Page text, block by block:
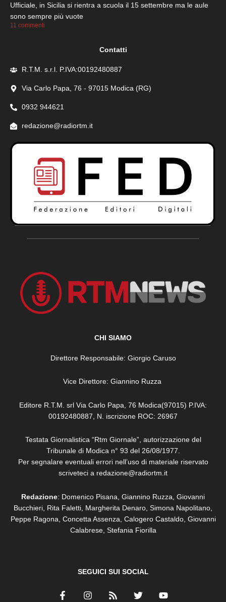
Ufficiale, in Sicilia si rientra a scuola il 15 settembre ma le aule
sono sempre più vuote
11 commenti
Contatti
R.T.M. s.r.l. P.IVA:00192480887
Via Carlo Papa, 76 - 97015 Modica (RG)
0932 944621
redazione@radiortm.it
CHI SIAMO
Direttore Responsabile: Giorgio Caruso
Vice Direttore: Giannino Ruzza
Editore R.T.M. srl Via Carlo Papa, 76 Modica(97015) P.IVA:
00192480887, N. iscrizione ROC: 26967
Testata Giornalistica “Rtm Giornale”, autorizzazione del
Tribunale di Modica n° 93 del 26/08/1977.
Per segnalare eventuali errori nell’uso di materiale riservato
scriveteci a redazione@radiortm.it
Redazione: Domenico Pisana, Giannino Ruzza, Giovanni
Bucchieri, Rita Faletti, Margherita Denaro, Simona Napolitano,
Peppe Ragona, Concetta Assenza, Calogero Castaldo, Giovanni
Calabrese, Stefania Fiorilla
SEGUICI SUI SOCIAL
F
a
I
n
R
s
T
w
Y
o